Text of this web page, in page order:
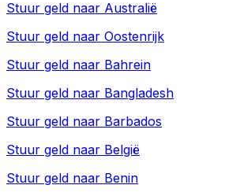
Stuur geld naar Australië
Stuur geld naar Oostenrijk
Stuur geld naar Bahrein
Stuur geld naar Bangladesh
Stuur geld naar Barbados
Stuur geld naar België
Stuur geld naar Benin